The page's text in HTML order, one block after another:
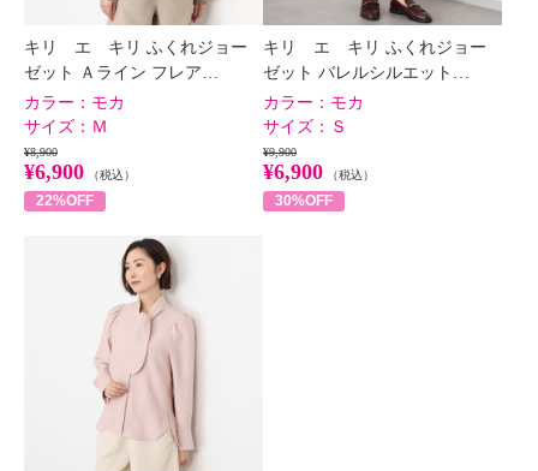
キリ エ キリ ふくれジョー
ゼット Ａライン フレア…
カラー： モカ
サイズ： Ｍ
¥8,900
¥6,900 （税込）
22%OFF
キリ エ キリ ふくれジョー
ゼット バレルシルエット…
カラー： モカ
サイズ： Ｓ
¥9,900
¥6,900 （税込）
30%OFF